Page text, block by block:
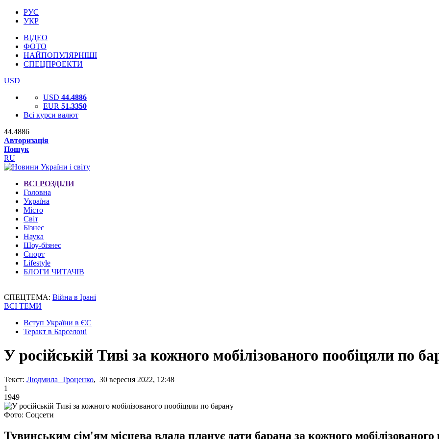
РУС
УКР
ВІДЕО
ФОТО
НАЙПОПУЛЯРНІШІ
СПЕЦПРОЕКТИ
USD
USD 44.4886
EUR 51.3350
Всі курси валют
44.4886
Авторизація
Пошук
RU
ВСІ РОЗДІЛИ
Головна
Україна
Місто
Світ
Бізнес
Наука
Шоу-бізнес
Спорт
Lifestyle
БЛОГИ ЧИТАЧІВ
СПЕЦТЕМА: Війна в Ірані
ВСІ ТЕМИ
Вступ України в ЄС
Теракт в Барселоні
У російській Тиві за кожного мобілізованого пообіцяли по
Текст: Людмила Троценко, 30 вересня 2022, 12:48
1
1949
Фото: Соцсети
Тувинським сім'ям місцева влада планує дати барана за кожного мобілізованого